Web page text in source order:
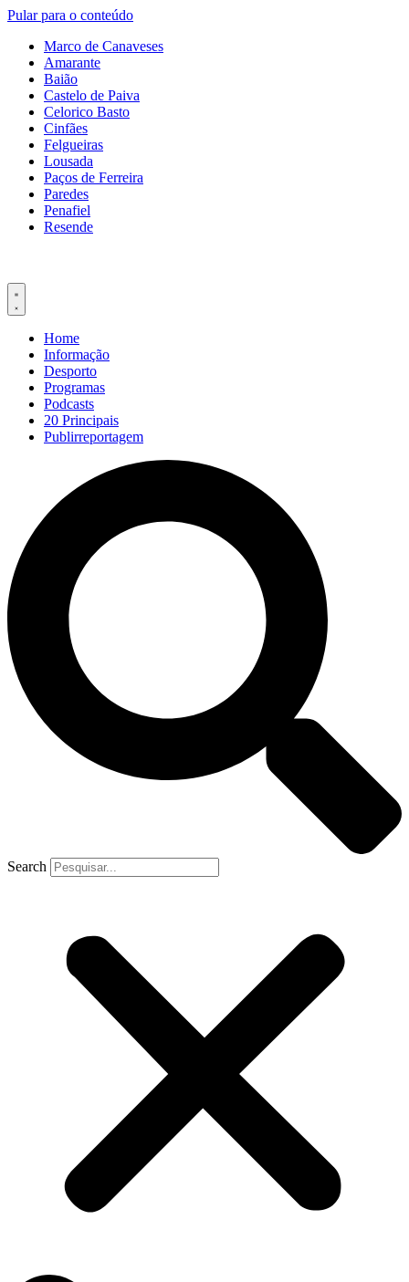
Pular para o conteúdo
Marco de Canaveses
Amarante
Baião
Castelo de Paiva
Celorico Basto
Cinfães
Felgueiras
Lousada
Paços de Ferreira
Paredes
Penafiel
Resende
Home
Informação
Desporto
Programas
Podcasts
20 Principais
Publirreportagem
Search